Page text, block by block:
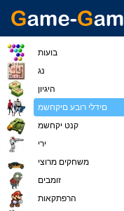
בועות
נג
היגיון
םידלי רובע םיקחשמ
קנט יקחשמ
ירי
משחקים מרוצי
זומבים
הרפתקאות